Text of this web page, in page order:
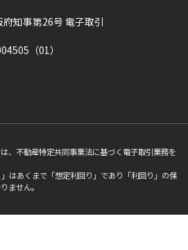
知事第26号 電子取引
（01）
、不動産特定共同事業法に基づく電子取引業務を
はあくまで「想定利回り」であり「利回り」の保
ません。